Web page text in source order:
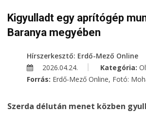
Kigyulladt egy aprítógép
Baranya megyében
Hírszerkesztő: Erdő-Mező Online
2026.04.24.
Kategória:
Forrás: Erdő-Mező Online, Fotó:
Szerda délután menet közben